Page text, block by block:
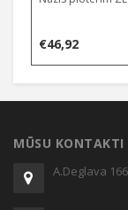
€46,92
MŪSU KONTAKTI
A.Deglava